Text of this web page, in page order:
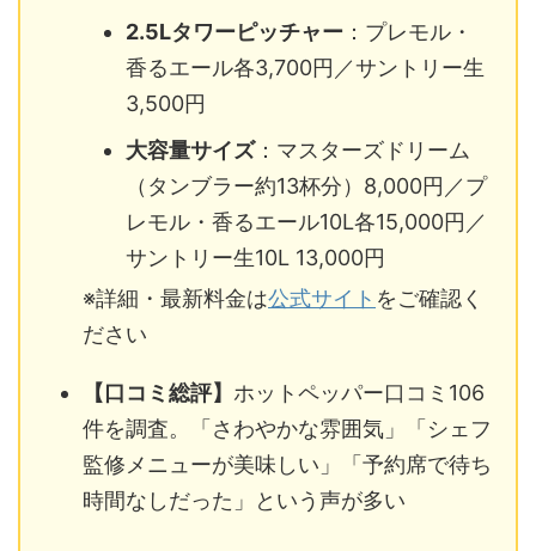
2.5Lタワーピッチャー ：プレモル・
香るエール各3,700円／サントリー生
3,500円
大容量サイズ：マスターズドリーム
（タンブラー約13杯分）8,000円／プ
レモル・香るエール10L各15,000円／
サントリー生10L 13,000円
※詳細・最新料金は公式サイト をご確認く
ださい
【口コミ総評】 ホットペッパー口コミ106
件を調査。「さわやかな雰囲気」「シェフ
監修メニューが美味しい」「予約席で待ち
時間なしだった」という声が多い